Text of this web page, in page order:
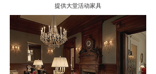
提供大堂活动家具